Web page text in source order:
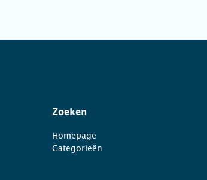
Zoeken
Homepage
Categorieën